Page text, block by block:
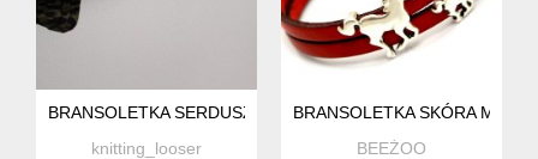
BRANSOLETKA SERDUSZKO SZCZĘŚCIA
knitting_looser
BRANSOLETKA SKÓRA
BEEŻOO